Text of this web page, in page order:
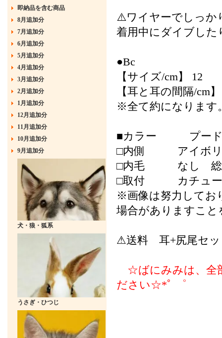
即納品を含む商品
8月追加分
7月追加分
6月追加分
5月追加分
4月追加分
3月追加分
2月追加分
1月追加分
12月追加分
11月追加分
10月追加分
9月追加分
犬・狼・狐系
うさぎ・ひつじ
⚠️ワイヤーでしっか
着用中にダイブし
●Bc
【サイズ/cm】 12
【耳と耳の間隔/cm
※全て約になります
■カラー プード
□内側 アイボリ
□内毛 なし 総
□取付 カチュー
※画像は努力してお
場合がありますこと
⚠送料 耳+尻尾セッ
☆ばにみみは、全
ださい☆*ﾟ ゜